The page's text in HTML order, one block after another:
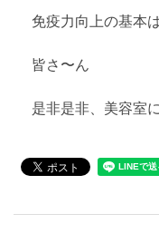
免疫力向上の基本
皆さ〜ん
是非是非、美容室